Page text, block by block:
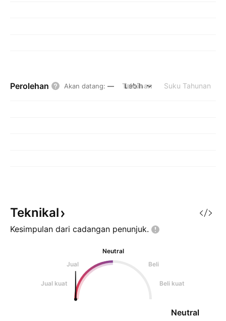
Perolehan Akan datang: — Tahunan Suku Tahunan
Lebih
Teknikal
Kesimpulan dari cadangan penunjuk.
Neutral
Jual
Beli
Jual kuat Beli kuat
Neutral